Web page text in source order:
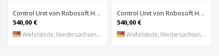
Control Unit von Robosoft HACO – 411-1153 PPES 30135
540,00 €
Wiefelstede, Niedersachsen, DE
Control Unit von Robosoft HACO – 411-1084 / 412-0112 / 412-0094 PPES 30135
540,00 €
Wiefelstede, Niedersachsen, DE